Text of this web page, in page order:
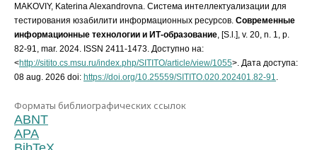
MAKOVIY, Katerina Alexandrovna. Система интеллектуализации для
тестирования юзабилити информационных ресурсов. Современные
информационные технологии и ИТ-образование, [S.l.], v. 20, n. 1, p.
82-91, mar. 2024. ISSN 2411-1473. Доступно на:
<http://sitito.cs.msu.ru/index.php/SITITO/article/view/1055>. Дата доступа:
08 aug. 2026 doi: https://doi.org/10.25559/SITITO.020.202401.82-91.
Форматы библиографических ссылок
ABNT
APA